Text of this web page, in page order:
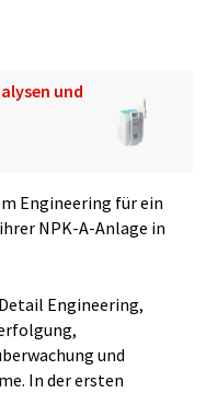
und
Engineering für ein
NPK-A-Anlage in
Engineering,
und
In der ersten